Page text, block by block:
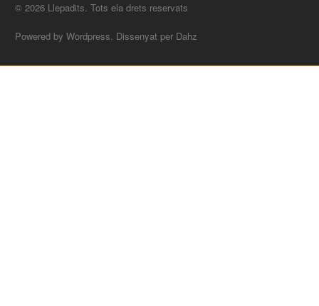
© 2026 Llepadits. Tots ela drets reservats
Powered by Wordpress. Dissenyat per Dahz